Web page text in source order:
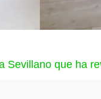
Sevillano que ha